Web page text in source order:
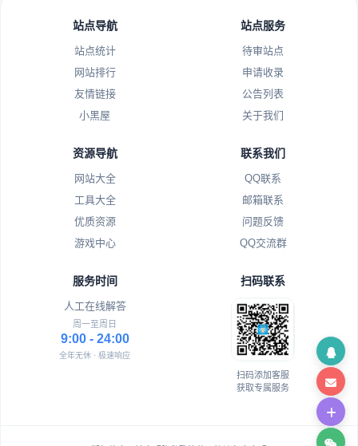
站点导航
站点统计
网站排行
友情链接
小黑屋
站点服务
待审站点
申请收录
公告列表
关于我们
资源导航
网站大全
工具大全
优质资源
游戏中心
联系我们
QQ联系
邮箱联系
问题反馈
QQ交流群
服务时间
人工在线解答
周一至周日
9:00 - 24:00
全年无休 · 极速响应
扫码联系
扫码添加客服
获取专属服务